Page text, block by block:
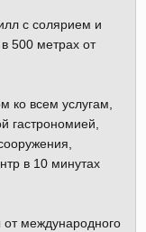
с солярием и
500 метрах от
ко всем услугам,
гастрономией,
в 10 минутах
международного